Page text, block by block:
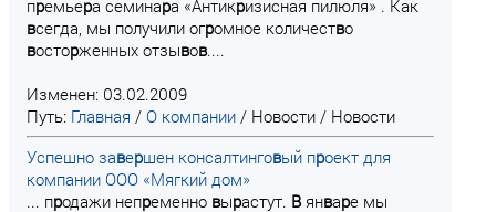
премьера семинара «Антикризисная пилюля» . Как
всегда, мы получили огромное количество
восторженных отзывов....
Изменен: 03.02.2009
Путь: Главная / О компании / Новости / Новости
Успешно завершен консалтинговый проект для
компании ООО «Мягкий дом»
... продажи непременно вырастут. В январе мы